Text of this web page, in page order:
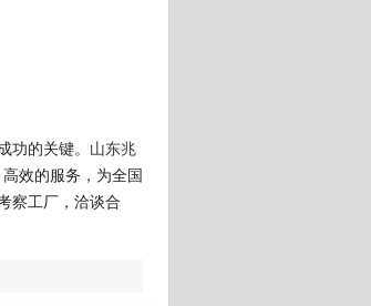
功的关键。 山东兆
效的服务，为全国
察工厂，洽谈合